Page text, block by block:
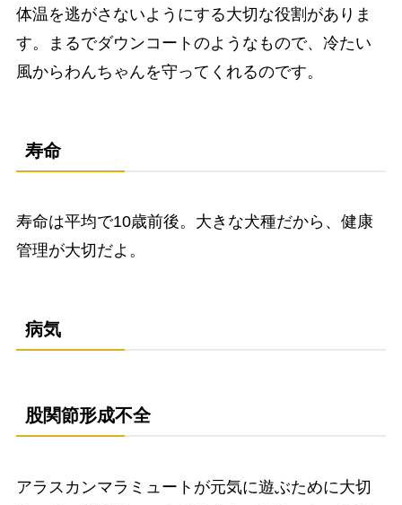
体温を逃がさないようにする大切な役割がありま
す。まるでダウンコートのようなもので、冷たい
風からわんちゃんを守ってくれるのです。
寿命
寿命は平均で10歳前後。大きな犬種だから、健康
管理が大切だよ。
病気
股関節形成不全
アラスカンマラミュートが元気に遊ぶために大切